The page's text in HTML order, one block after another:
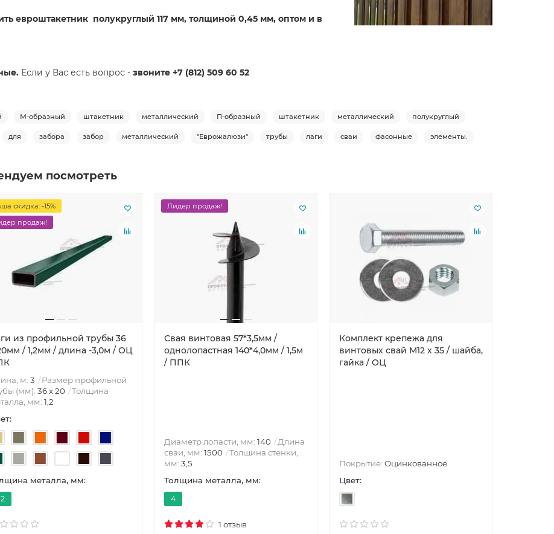
евроштакетник полукруглый 117 мм, толщиной 0,45 мм, оптом и в
Если у Вас есть вопрос - звоните +7 (812) 509 60 52
М-образный штакетник металлический П-образный штакетник металлический полукруглый
для забора забор металлический "Еврожалюзи" трубы лаги сваи фасонные элементы.
посмотреть
скидка: -15%
продаж!
из профильной трубы 36
/ 1,2мм / длина -3,0м / ОЦ
м: 3
Размер профильной
(мм): 36 х 20
Толщина
мм: 1,2
металла, мм:
Лидер продаж!
Свая винтовая 57*3,5мм /
однолопастная 140*4,0мм / 1,5м
/ ППК
Диаметр лопасти, мм: 140
Длина
сваи, мм: 1500
Толщина стенки,
мм: 3,5
Толщина металла, мм:
4
1 отзыв
Комплект крепежа для
винтовых свай М12 х 35 / шайба,
гайка / ОЦ
Покрытие: Оцинкованное
Цвет: